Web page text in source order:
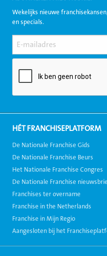
Wekelijks nieuwe
en specials.
HÉT FRANCHISEPLATFORM
De Nationale Franchise Gids
De Nationale Franchise Beurs
Het Nationale Franchise Congres
De Nationale Franchise
Franchises ter overname
Franchise in the Netherlands
Franchise in Mijn Regio
Aangesloten bij het